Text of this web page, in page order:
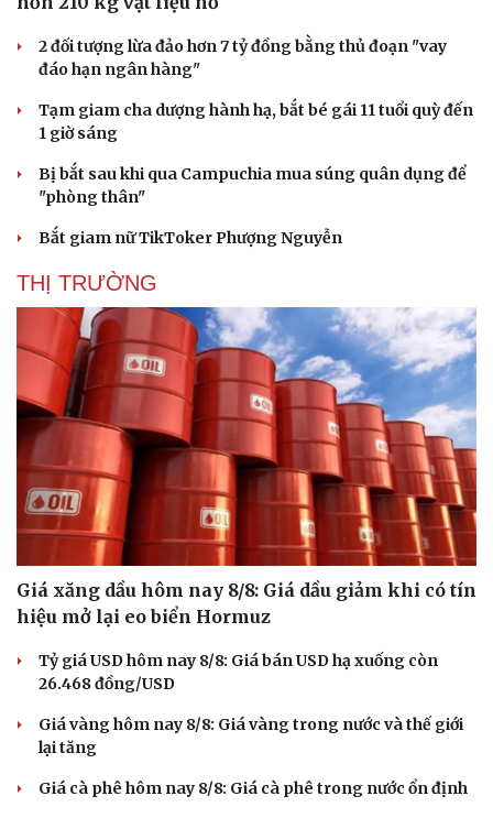
Du lịch
Săn Tour
Podcast
Đọc truyện đêm khuya
2 đối tượng lừa đảo hơn 7 tỷ đồng bằng thủ đoạn "vay
đáo hạn ngân hàng"
Tạm giam cha dượng hành hạ, bắt bé gái 11 tuổi quỳ đến
1 giờ sáng
Bị bắt sau khi qua Campuchia mua súng quân dụng để
"phòng thân"
Bắt giam nữ TikToker Phượng Nguyễn
THỊ TRƯỜNG
Giá xăng dầu hôm nay 8/8: Giá dầu giảm khi có tín
hiệu mở lại eo biển Hormuz
Tỷ giá USD hôm nay 8/8: Giá bán USD hạ xuống còn
26.468 đồng/USD
Giá vàng hôm nay 8/8: Giá vàng trong nước và thế giới
lại tăng
Giá cà phê hôm nay 8/8: Giá cà phê trong nước ổn định